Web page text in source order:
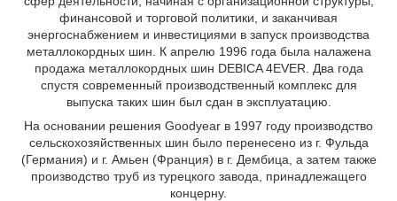
финансовой и торговой политики, и заканчивая
энергоснабжением и инвестициями в запуск производства
металлокордных шин. К апрелю 1996 года была налажена
продажа металлокордных шин DEBICA 4EVER. Два года
спустя современный производственный комплекс для
выпуска таких шин был сдан в эксплуатацию.
На основании решения Goodyear в 1997 году производство
сельскохозяйственных шин было перенесено из г. Фульда
(Германия) и г. Амьен (Франция) в г. Дембица, а затем также
производство труб из турецкого завода, принадлежащего
концерну.